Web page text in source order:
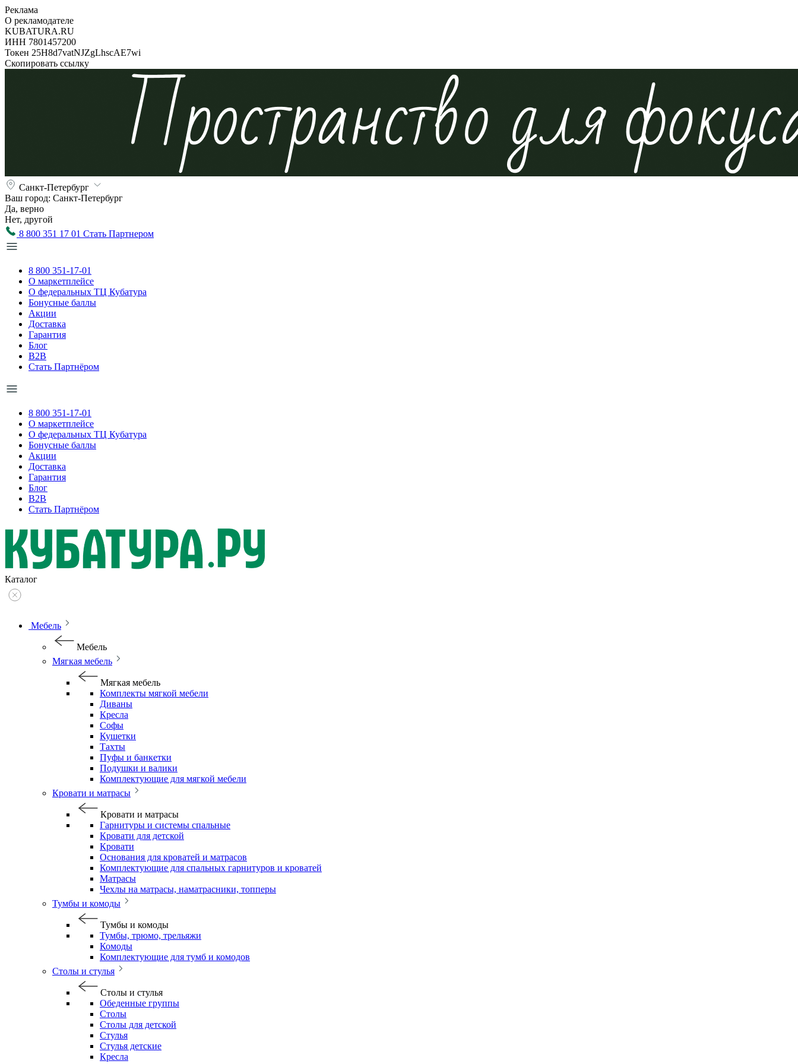
Реклама
О рекламодателе
KUBATURA.RU
ИНН 7801457200
Токен 25H8d7vatNJZgLhscAE7wi
Скопировать ссылку
Санкт-Петербург
Ваш город: Санкт-Петербург
Да, верно
Нет, другой
8 800 351 17 01 Стать Партнером
8 800 351-17-01
О маркетплейсе
О федеральных ТЦ Кубатура
Бонусные баллы
Акции
Доставка
Гарантия
Блог
B2B
Стать Партнёром
8 800 351-17-01
О маркетплейсе
О федеральных ТЦ Кубатура
Бонусные баллы
Акции
Доставка
Гарантия
Блог
B2B
Стать Партнёром
Каталог
Мебель
Мебель
Мягкая мебель
Мягкая мебель
Комплекты мягкой мебели
Диваны
Кресла
Софы
Кушетки
Тахты
Пуфы и банкетки
Подушки и валики
Комплектующие для мягкой мебели
Кровати и матрасы
Кровати и матрасы
Гарнитуры и системы спальные
Кровати для детской
Кровати
Основания для кроватей и матрасов
Комплектующие для спальных гарнитуров и кроватей
Матрасы
Чехлы на матрасы, наматрасники, топперы
Тумбы и комоды
Тумбы и комоды
Тумбы, трюмо, трельяжи
Комоды
Комплектующие для тумб и комодов
Столы и стулья
Столы и стулья
Обеденные группы
Столы
Столы для детской
Стулья
Стулья детские
Кресла